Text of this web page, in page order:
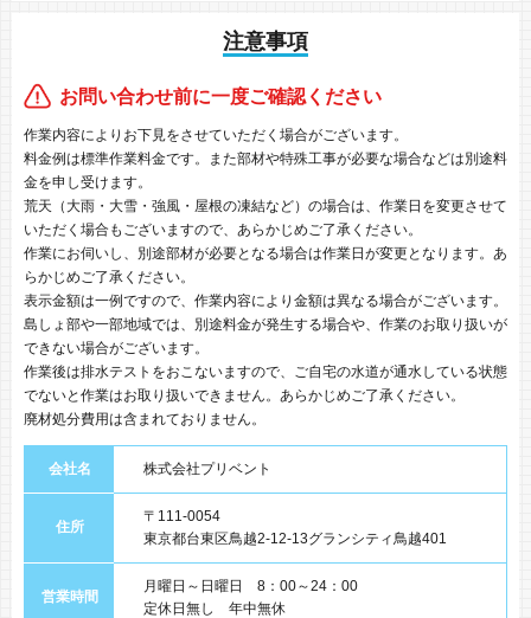
注意事項
お問い合わせ前に一度ご確認ください
作業内容によりお下見をさせていただく場合がございます。
料金例は標準作業料金です。また部材や特殊工事が必要な場合などは別途料
金を申し受けます。
荒天（大雨・大雪・強風・屋根の凍結など）の場合は、作業日を変更させて
いただく場合もございますので、あらかじめご了承ください。
作業にお伺いし、別途部材が必要となる場合は作業日が変更となります。あ
らかじめご了承ください。
表示金額は一例ですので、作業内容により金額は異なる場合がございます。
島しょ部や一部地域では、別途料金が発生する場合や、作業のお取り扱いが
できない場合がございます。
作業後は排水テストをおこないますので、ご自宅の水道が通水している状態
でないと作業はお取り扱いできません。あらかじめご了承ください。
廃材処分費用は含まれておりません。
会社名 株式会社プリベント
住所
〒111-0054
東京都台東区鳥越2-12-13グランシティ鳥越401
営業時間
月曜日～日曜日 8：00～24：00
定休日無し 年中無休